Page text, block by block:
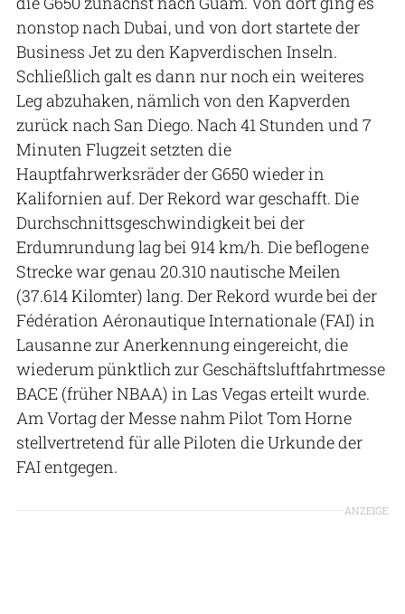
nonstop nach Dubai, und von dort startete der
Business Jet zu den Kapverdischen Inseln.
Schließlich galt es dann nur noch ein weiteres
Leg abzuhaken, nämlich von den Kapverden
zurück nach San Diego. Nach 41 Stunden und 7
Minuten Flugzeit setzten die
Hauptfahrwerksräder der G650 wieder in
Kalifornien auf. Der Rekord war geschafft. Die
Durchschnittsgeschwindigkeit bei der
Erdumrundung lag bei 914 km/h. Die beflogene
Strecke war genau 20.310 nautische Meilen
(37.614 Kilomter) lang. Der Rekord wurde bei der
Fédération Aéronautique Internationale (FAI) in
Lausanne zur Anerkennung eingereicht, die
wiederum pünktlich zur Geschäftsluftfahrtmesse
BACE (früher NBAA) in Las Vegas erteilt wurde.
Am Vortag der Messe nahm Pilot Tom Horne
stellvertretend für alle Piloten die Urkunde der
FAI entgegen.
ANZEIGE